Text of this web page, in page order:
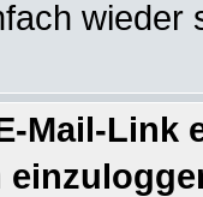
wieder
Mail-Link